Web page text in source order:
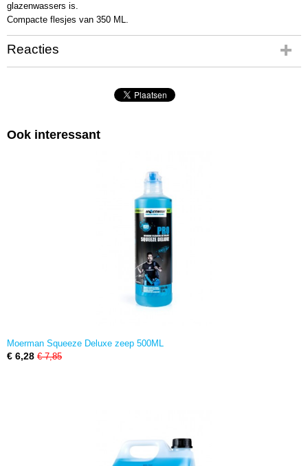
glazenwassers is.
Compacte flesjes van 350 ML.
Reacties
Ook interessant
Moerman Squeeze Deluxe zeep 500ML
€ 6,28 € 7,85